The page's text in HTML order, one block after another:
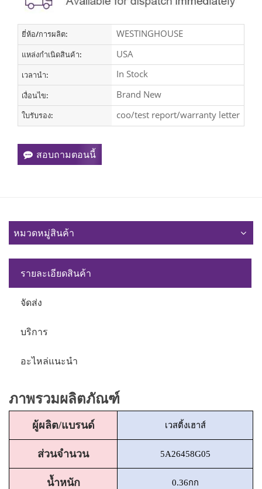
ยี่ห้อ/การผลิต: WESTINGHOUSE
แหล่งกำเนิดสินค้า: USA
เวลานำ: In Stock
เงื่อนไข: Brand New
ใบรับรอง: coo/test report/warranty letter
สอบถามตอนนี้
หมวดหมู่สินค้า
รายละเอียดสินค้า
จัดส่ง
บริการ
อะไหล่แนะนำ
ภาพรวมผลิตภัณฑ์
ผู้ผลิต/แบรนด์ เวสติ้งเฮาส์
ส่วนจำนวน 5A26458G05
น้ำหนัก 0.36กก